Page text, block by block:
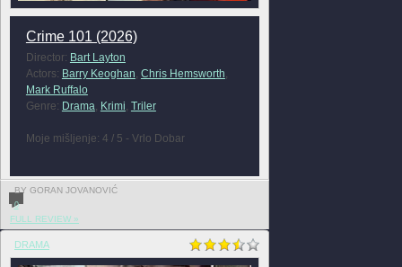
Crime 101 (2026)
Director: Bart Layton
Actors: Barry Keoghan, Chris Hemsworth,
Mark Ruffalo
Genre: Drama, Krimi, Triler
Moje mišljenje: 4 / 5 - Vrlo Dobar
BY GORAN JOVANOVIĆ
0
FULL REVIEW »
DRAMA